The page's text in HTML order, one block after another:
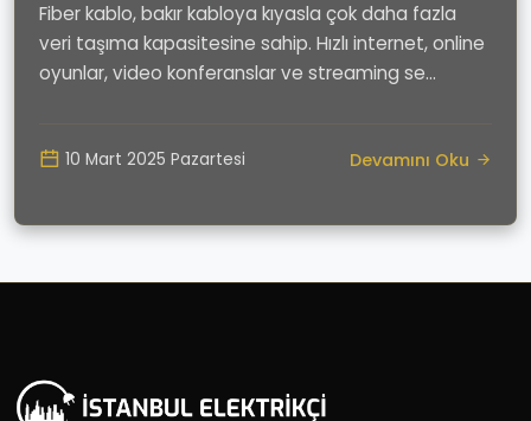
Fiber kablo, bakır kabloya kıyasla çok daha fazla
veri taşıma kapasitesine sahip. Hızlı internet, online
oyunlar, video konferanslar ve streaming se...
10 Mart 2025 Pazartesi Devamını Oku